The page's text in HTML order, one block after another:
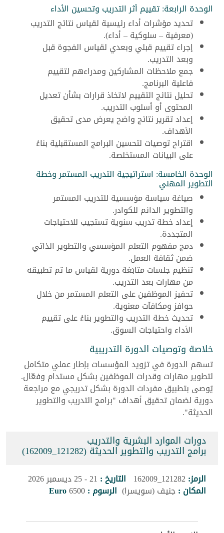
الوحدة الرابعة: تقييم أثر التدريب وتحسين الأداء
تحديد مؤشرات أداء رئيسية لقياس نتائج التدريب
(معرفية – سلوكية – أداء).
إجراء تقييم قبلي وبعدي لقياس الفجوة قبل
وبعد التدريب.
جمع ملاحظات المشاركين ومدراءهم لتقييم
فاعلية البرنامج.
تحليل نتائج التقييم لاتخاذ قرارات بشأن تعديل
المحتوى أو أسلوب التدريب.
إعداد تقرير نتائج واضح يعرض مدى تحقيق
الأهداف.
اقتراح توصيات لتحسين البرامج المستقبلية بناءً
على البيانات المستخلصة.
الوحدة الخامسة: استراتيجية التدريب المستمر وخطة
التطوير المهني
صياغة سياسة مؤسسية للتدريب المستمر
والتطوير الدائم للكوادر.
إعداد خطة تدريب سنوية تستجيب للاحتياجات
المتجددة.
دمج مفهوم التعلم المؤسسي والتطوير الذاتي
ضمن ثقافة العمل.
تنظيم جلسات متابَعَة دورية لقياس ما تم تطبيقه
من مهارات بعد التدريب.
تحفيز الموظفين على التعلم المستمر من خلال
حوافز ومكافآت معنوية.
تحديث خطة التدريب والتطوير بناءً على تقييم
الأداء واحتياجات السوق.
خلاصة وتوصيات الدورة التدريبية
تسهم الدورة في تزويد المؤسسات بإطار عملي متكامل
لتطوير مهارات وقدرات الموظفين بشكل مستدام وفعّال.
يُوصى بتطبيق مفردات الدورة بشكل تدريجي مع مراجعة
دورية لضمان تحقيق أهداف "برامج التدريب والتطوير
الحديثة".
دورات الموارد البشرية والتدريب
برامج التدريب والتطوير الحديثة (121282_162009)
الرمز: 121282_162009 التاريخ : 21 - 25 ديسمبر 2026
المكان :جنيف (سويسرا) الرسوم :6500
Euro